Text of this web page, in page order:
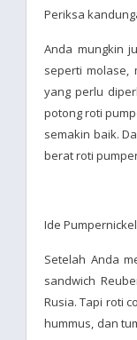
Periksa
Anda mungkin
seperti molase,
yang perlu
potong roti
semakin baik.
berat roti
Ide Pumpernickel
Setelah Anda
sandwich
Rusia. Tapi roti
hummus, dan